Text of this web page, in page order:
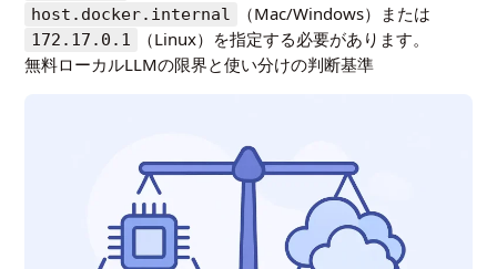
host.docker.internal （Mac/Windows）または
172.17.0.1
（Linux）を指定する必要があります。
無料ローカルLLMの限界と使い分けの判断基準